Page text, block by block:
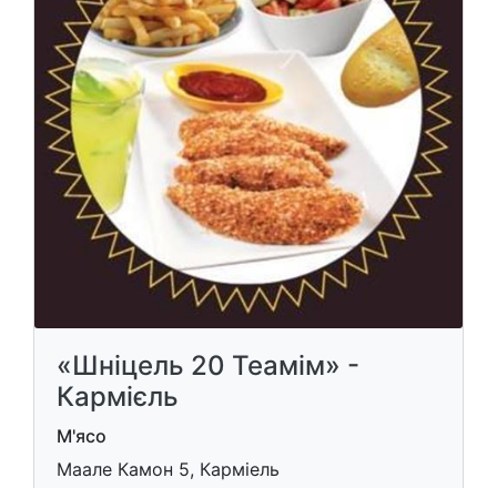
«Шніцель 20 Теамім» -
Кармієль
М'ясо
Маале Камон 5, Карміель